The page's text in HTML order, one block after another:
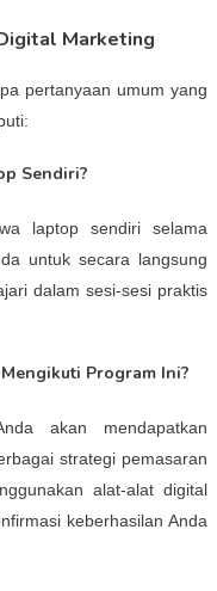
Marketing
pertanyaan umum yang
Sendiri?
laptop sendiri selama
untuk secara langsung
dalam sesi-sesi praktis
Program Ini?
akan mendapatkan
strategi pemasaran
alat-alat digital
keberhasilan Anda